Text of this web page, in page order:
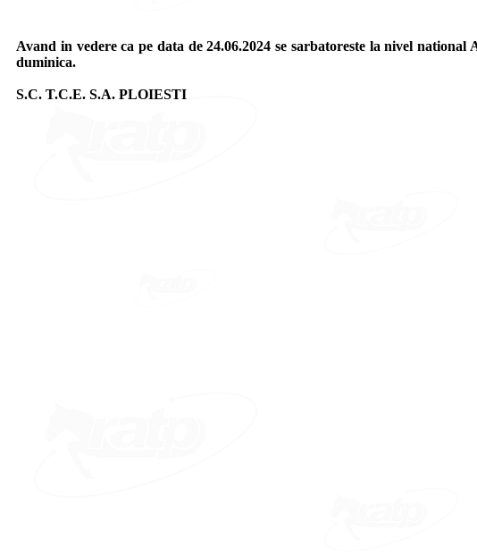
Avand in vedere ca pe data de 24.06.2024 se sarbatoreste la nivel
duminica.
S.C. T.C.E. S.A. PLOIESTI